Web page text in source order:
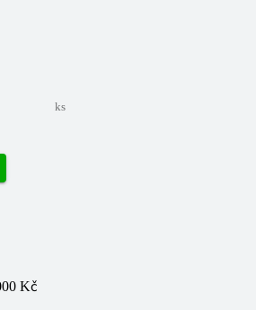
ks
Kč